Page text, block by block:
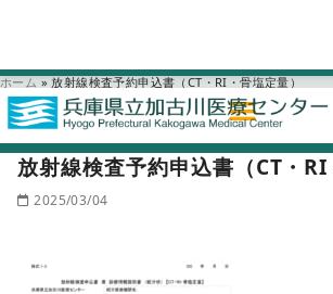
ホーム » 放射線検査予約申込書（CT・RI・骨塩定量）
放射線検査予約申込書（CT・RI
2025/03/04